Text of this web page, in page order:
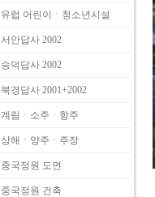
유럽 어린이ㆍ청소년시설
서안답사 2002
승덕답사 2002
북경답사 2001+2002
계림ㆍ소주ㆍ항주
상해ㆍ양주ㆍ주장
중국정원 도면
중국정원 건축